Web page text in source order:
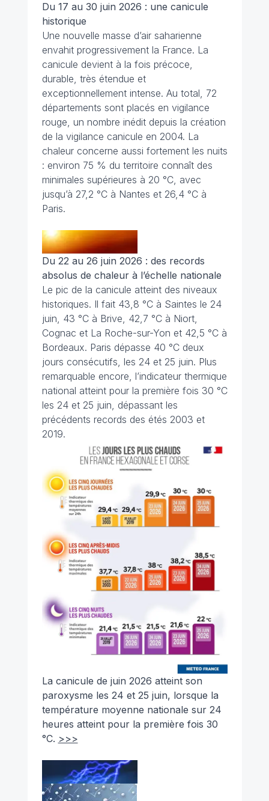
Du 17 au 30 juin 2026 : une canicule
historique
Une nouvelle masse d’air saharienne
envahit progressivement la France. La
canicule devient à la fois précoce,
durable, très étendue et
exceptionnellement intense. Au total, 72
départements sont placés en vigilance
rouge, un nombre inédit depuis la création
de la vigilance canicule en 2004. La
chaleur concerne aussi fortement les nuits
: environ 75 % du territoire connaît des
minimales supérieures à 20 °C, avec
jusqu’à 27,2 °C à Nantes et 26,4 °C à
Paris.
Du 22 au 26 juin 2026 : des records
absolus de chaleur à l’échelle nationale
Le pic de la canicule atteint des niveaux
historiques. Il fait 43,8 °C à Saintes le 24
juin, 43 °C à Brive, 42,7 °C à Niort,
Cognac et La Roche-sur-Yon et 42,5 °C à
Bordeaux. Paris dépasse 40 °C deux
jours consécutifs, les 24 et 25 juin. Plus
remarquable encore, l’indicateur thermique
national atteint pour la première fois 30 °C
les 24 et 25 juin, dépassant les
précédents records des étés 2003 et
2019.
La canicule de juin 2026 atteint son
paroxysme les 24 et 25 juin, lorsque la
température moyenne nationale sur 24
heures atteint pour la première fois 30
°C. >>>